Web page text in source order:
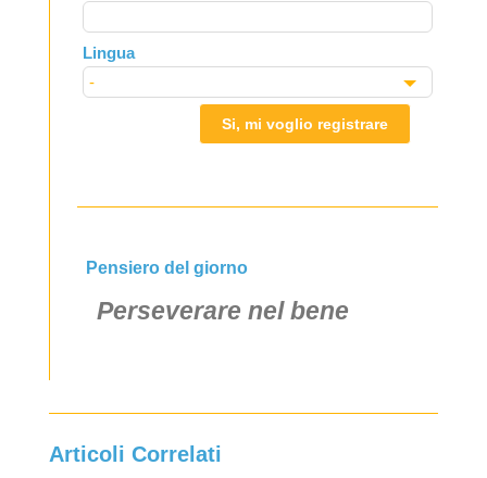
Lingua
Si, mi voglio registrare
Pensiero del giorno
Perseverare nel bene
Articoli Correlati